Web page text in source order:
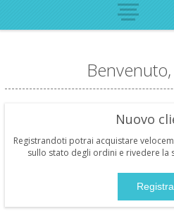
Nuovo
Registrandoti potrai acquistare
sullo stato degli ordini e rivedere la